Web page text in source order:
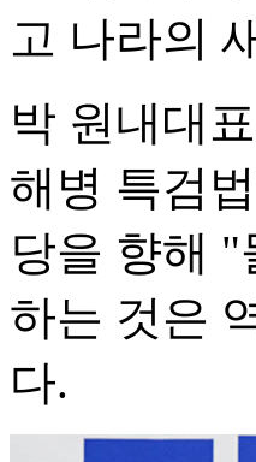
고 나라의
박 원내대
해병 특검
당을 향해
하는 것은
다.